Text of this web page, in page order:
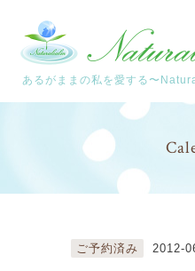
あるがままの私を愛する〜
ご予約済み 2012-